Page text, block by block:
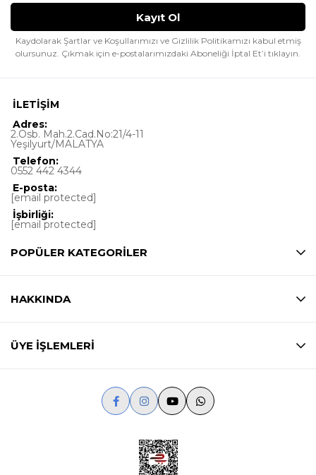
Kaydolarak Şartlar ve Koşullarımızı ve Gizlilik Politikamızı kabul etmiş
olursunuz. Çıkmak için e-postalarımızdaki Aboneliği İptal Et’i tıklayın.
İLETİŞİM
Adres:
2.Osb. Mah.2.Cad.No:21/4-11
Yeşilyurt/MALATYA
Telefon:
0552 442 4344
E-posta:
[email protected]
İşbirliği:
[email protected]
POPÜLER KATEGORİLER
HAKKINDA
ÜYE İŞLEMLERİ